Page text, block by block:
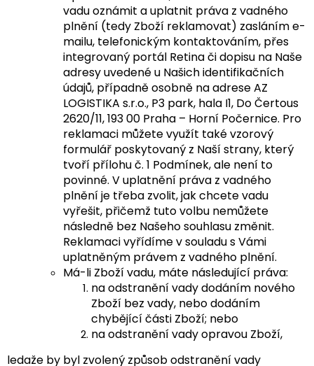
vadu oznámit a uplatnit práva z vadného
plnění (tedy Zboží reklamovat) zasláním e-
mailu, telefonickým kontaktováním, přes
integrovaný portál Retina či dopisu na Naše
adresy uvedené u Našich identifikačních
údajů, případně osobně na adrese AZ
LOGISTIKA s.r.o., P3 park, hala I1, Do Čertous
2620/11, 193 00 Praha – Horní Počernice. Pro
reklamaci můžete využít také vzorový
formulář poskytovaný z Naší strany, který
tvoří přílohu č. 1 Podmínek, ale není to
povinné. V uplatnění práva z vadného
plnění je třeba zvolit, jak chcete vadu
vyřešit, přičemž tuto volbu nemůžete
následně bez Našeho souhlasu změnit.
Reklamaci vyřídíme v souladu s Vámi
uplatněným právem z vadného plnění.
Má-li Zboží vadu, máte následující práva:
na odstranění vady dodáním nového
Zboží bez vady, nebo dodáním
chybějící části Zboží; nebo
na odstranění vady opravou Zboží,
ledaže by byl zvolený způsob odstranění vady